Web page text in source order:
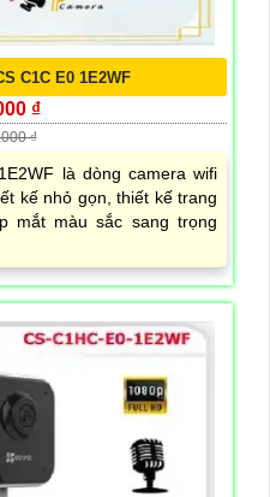
C1C E0 1E2WF
₫
₫
là dòng camera wifi
kế nhỏ gọn, thiết kế trang
mắt màu sắc sang trọng